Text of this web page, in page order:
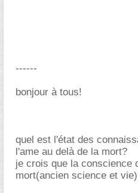
------
bonjour à tous!
quel est l'état des
l'ame au delà de la mort?
je crois que la conscience
mort(ancien science et